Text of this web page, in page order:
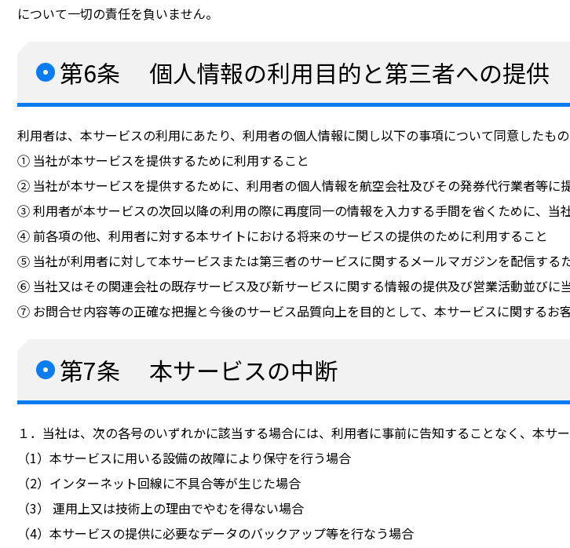
について一切の責任を負いません。
第6条 個人情報の利用目的と第三者への提供
利用者は、本サービスの利用にあたり、利用者の個人情報に関し以下の事項について同意したもの
① 当社が本サービスを提供するために利用すること
② 当社が本サービスを提供するために、利用者の個人情報を航空会社及びその発券代行業者等に
③ 利用者が本サービスの次回以降の利用の際に再度同一の情報を入力する手間を省くために、当
④ 前各項の他、利用者に対する本サイトにおける将来のサービスの提供のために利用すること
⑤ 当社が利用者に対して本サービスまたは第三者のサービスに関するメールマガジンを配信する
⑥ 当社又はその関連会社の既存サービス及び新サービスに関する情報の提供及び営業活動並びに
⑦ お問合せ内容等の正確な把握と今後のサービス品質向上を目的として、本サービスに関するお
第7条 本サービスの中断
１．当社は、次の各号のいずれかに該当する場合には、利用者に事前に告知することなく、本サ
（1）本サービスに用いる設備の故障により保守を行う場合
（2）インターネット回線に不具合等が生じた場合
（3） 運用上又は技術上の理由でやむを得ない場合
（4）本サービスの提供に必要なデータのバックアップ等を行なう場合